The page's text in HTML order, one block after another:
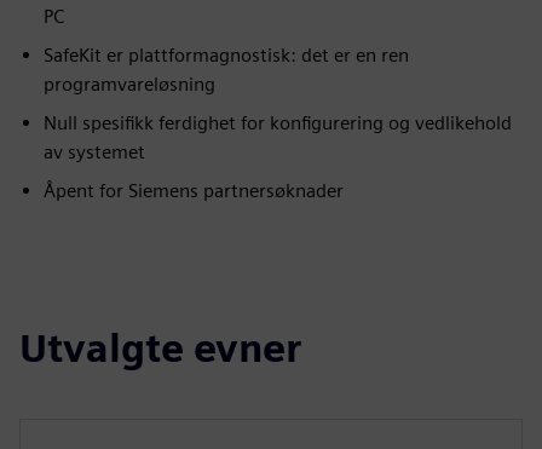
PC
SafeKit er plattformagnostisk: det er en ren
programvareløsning
Null spesifikk ferdighet for konfigurering og vedlikehold
av systemet
Åpent for Siemens partnersøknader
Utvalgte evner